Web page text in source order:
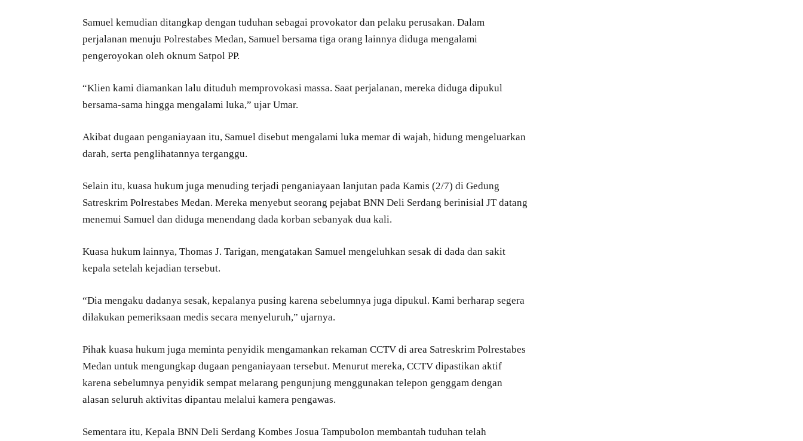
Samuel kemudian ditangkap dengan tuduhan sebagai provokator dan pelaku perusakan. Dalam
perjalanan menuju Polrestabes Medan, Samuel bersama tiga orang lainnya diduga mengalami
pengeroyokan oleh oknum Satpol PP.
“Klien kami diamankan lalu dituduh memprovokasi massa. Saat perjalanan, mereka diduga dipukul
bersama-sama hingga mengalami luka,” ujar Umar.
Akibat dugaan penganiayaan itu, Samuel disebut mengalami luka memar di wajah, hidung mengeluarkan
darah, serta penglihatannya terganggu.
Selain itu, kuasa hukum juga menuding terjadi penganiayaan lanjutan pada Kamis (2/7) di Gedung
Satreskrim Polrestabes Medan. Mereka menyebut seorang pejabat BNN Deli Serdang berinisial JT datang
menemui Samuel dan diduga menendang dada korban sebanyak dua kali.
Kuasa hukum lainnya, Thomas J. Tarigan, mengatakan Samuel mengeluhkan sesak di dada dan sakit
kepala setelah kejadian tersebut.
“Dia mengaku dadanya sesak, kepalanya pusing karena sebelumnya juga dipukul. Kami berharap segera
dilakukan pemeriksaan medis secara menyeluruh,” ujarnya.
Pihak kuasa hukum juga meminta penyidik mengamankan rekaman CCTV di area Satreskrim Polrestabes
Medan untuk mengungkap dugaan penganiayaan tersebut. Menurut mereka, CCTV dipastikan aktif
karena sebelumnya penyidik sempat melarang pengunjung menggunakan telepon genggam dengan
alasan seluruh aktivitas dipantau melalui kamera pengawas.
Sementara itu, Kepala BNN Deli Serdang Kombes Josua Tampubolon membantah tuduhan telah